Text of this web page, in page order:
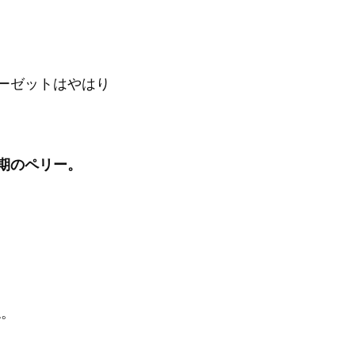
ゼットはやはり
のペリー。